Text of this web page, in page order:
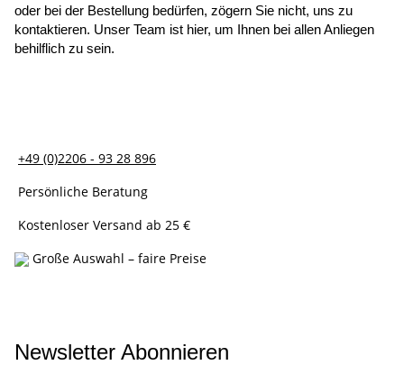
oder bei der Bestellung bedürfen, zögern Sie nicht, uns zu
kontaktieren. Unser Team ist hier, um Ihnen bei allen Anliegen
behilflich zu sein.
+49 (0)2206 - 93 28 896
Persönliche Beratung
Kostenloser Versand ab 25 €
Große Auswahl – faire Preise
Newsletter Abonnieren